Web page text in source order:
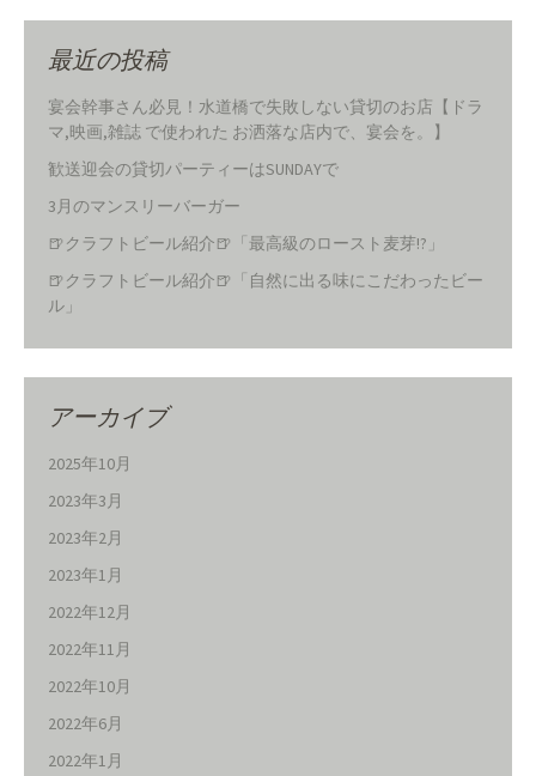
最近の投稿
宴会幹事さん必見！水道橋で失敗しない貸切のお店【ドラ
マ,映画,雑誌 で使われた お洒落な店内で、宴会を。】
歓送迎会の貸切パーティーはSUNDAYで
3月のマンスリーバーガー
🍺クラフトビール紹介🍺「最高級のロースト麦芽!?」
🍺クラフトビール紹介🍺「自然に出る味にこだわったビー
ル」
アーカイブ
2025年10月
2023年3月
2023年2月
2023年1月
2022年12月
2022年11月
2022年10月
2022年6月
2022年1月